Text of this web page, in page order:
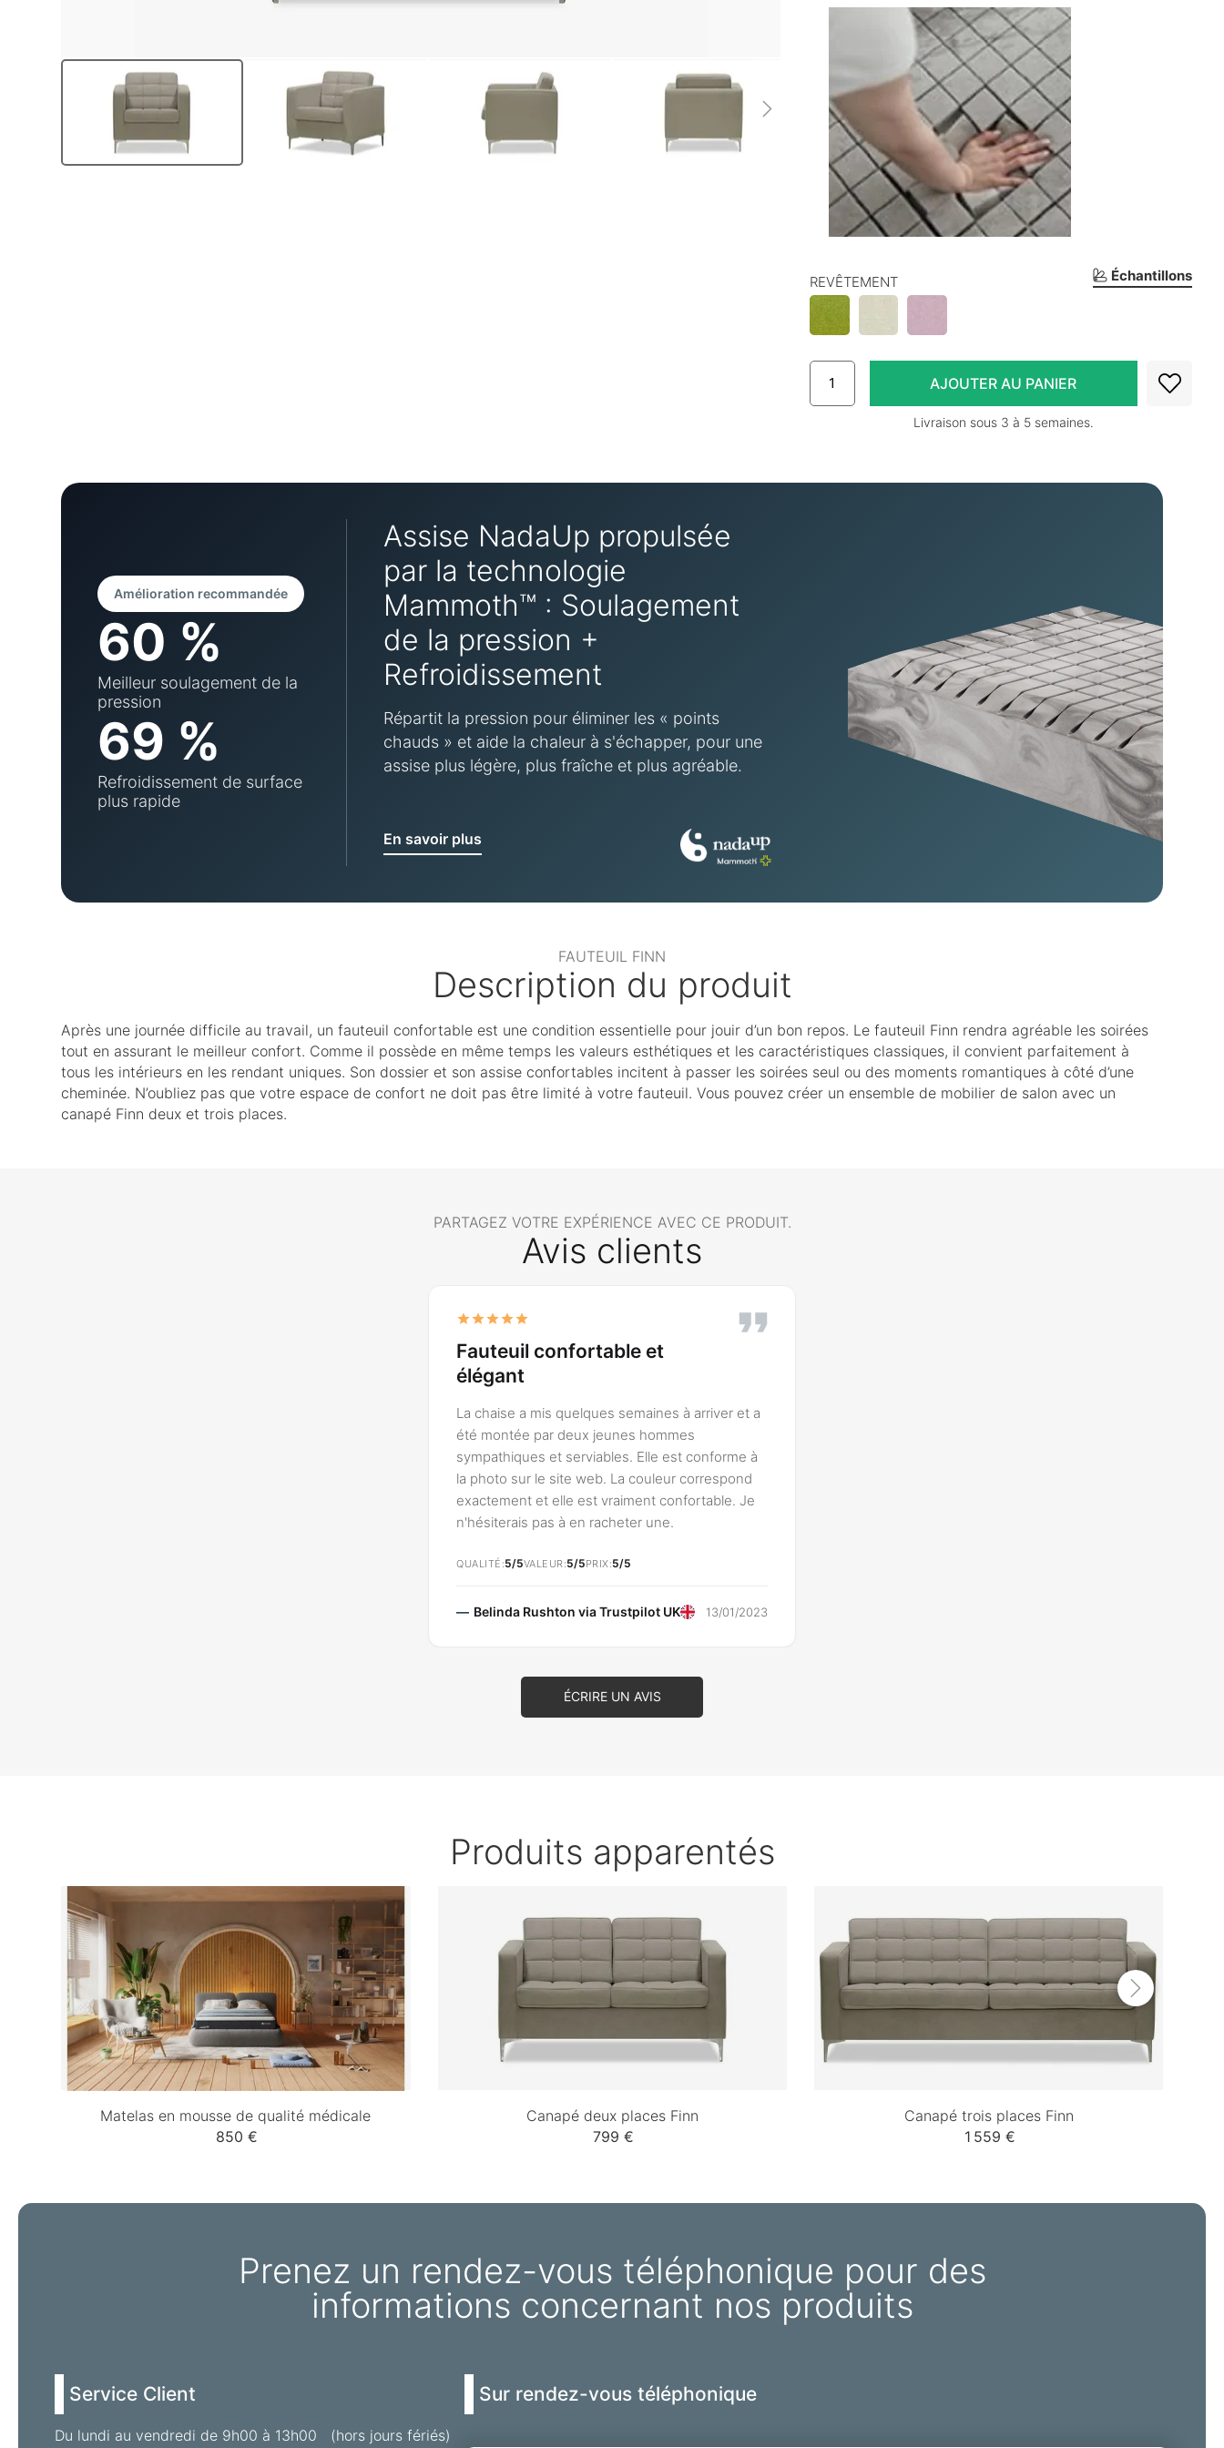
Échantillons
REVÊTEMENT
Livraison sous 3 à 5 semaines.
Amélioration recommandée
60 %
Meilleur soulagement de la
pression
69 %
Refroidissement de surface
plus rapide
Assise NadaUp propulsée
par la technologie
Mammoth™ : Soulagement
de la pression +
Refroidissement
Répartit la pression pour éliminer les « points
chauds » et aide la chaleur à s'échapper, pour une
assise plus légère, plus fraîche et plus agréable.
En savoir plus
FAUTEUIL FINN
Description du produit
Après une journée difficile au travail, un fauteuil confortable est une condition essentielle pour jouir d’un bon repos. Le fauteuil Finn rendra agréable les soirées
tout en assurant le meilleur confort. Comme il possède en même temps les valeurs esthétiques et les caractéristiques classiques, il convient parfaitement à
tous les intérieurs en les rendant uniques. Son dossier et son assise confortables incitent à passer les soirées seul ou des moments romantiques à côté d’une
cheminée. N’oubliez pas que votre espace de confort ne doit pas être limité à votre fauteuil. Vous pouvez créer un ensemble de mobilier de salon avec un
canapé Finn deux et trois places.
PARTAGEZ VOTRE EXPÉRIENCE AVEC CE PRODUIT.
Avis clients
Fauteuil confortable et
élégant
La chaise a mis quelques semaines à arriver et a
été montée par deux jeunes hommes
sympathiques et serviables. Elle est conforme à
la photo sur le site web. La couleur correspond
exactement et elle est vraiment confortable. Je
n'hésiterais pas à en racheter une.
QUALITÉ 5/5VALEUR 5/5PRIX 5/5
Belinda Rushton viaTrustpilot UK 13/01/2023
ÉCRIRE UN AVIS
Produits apparentés
Matelas en mousse de qualité médicale
850 €
Canapé deux places Finn
799 €
Canapé trois places Finn
1 559 €
Prenez un rendez-vous téléphonique pour des
informations concernant nos produits
Service Client
Du lundi au vendredi de 9h00 à 13h00 (hors jours fériés)
Sur rendez-vous téléphonique